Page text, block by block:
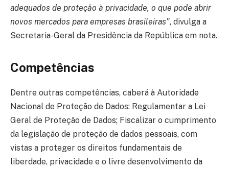
adequados de proteção à privacidade, o que pode abrir
novos mercados para empresas brasileiras”, divulga a
Secretaria-Geral da Presidência da República em nota.
Competências
Dentre outras competências, caberá à Autoridade
Nacional de Proteção de Dados: Regulamentar a Lei
Geral de Proteção de Dados; Fiscalizar o cumprimento
da legislação de proteção de dados pessoais, com
vistas a proteger os direitos fundamentais de
liberdade, privacidade e o livre desenvolvimento da